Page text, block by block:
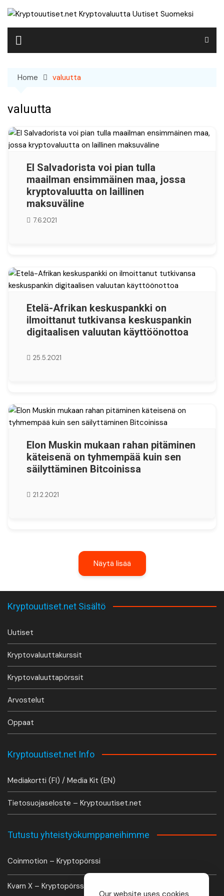
Skip
content
Home valuutta
valuutta
El Salvadorista voi pian tulla
maailman ensimmäinen maa, jossa
kryptovaluutta on laillinen
maksuväline
7.6.2021
Etelä-Afrikan keskuspankki on
ilmoittanut tutkivansa keskuspankin
digitaalisen valuutan käyttöönottoa
25.5.2021
Elon Muskin mukaan rahan pitäminen
käteisenä on tyhmempää kuin sen
säilyttäminen Bitcoinissa
21.2.2021
Näytä lisää
Kryptouutiset.net Sisältö
Uutiset
Kryptovaluuttakurssit
Kryptovaluuttapörssit
Arvostelut
Oppaat
Kryptouutiset.net Info
Mediakortti (FI) / Media Kit (EN)
Tietosuojaseloste – Kryptouutiset.net
Tutustu yhteistyökumppaneihimme
Coinmotion – Kryptopörssi
Kvarn X – Kryptopörssi
Our website uses cookies